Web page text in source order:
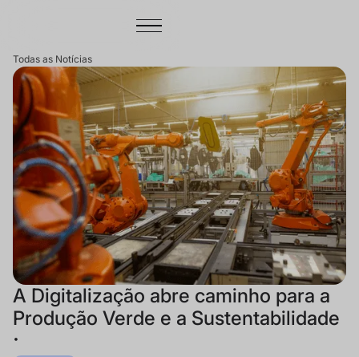
Todas as Notícias
A Digitalização abre caminho para a
Produção Verde e a Sustentabilidade
•